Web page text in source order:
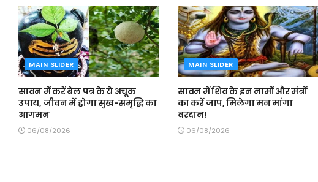
MAIN SLIDER
सावन में करें बेल पत्र के ये अचूक
उपाय, जीवन में होगा सुख-समृद्धि का
आगमन
06/08/2026
MAIN SLIDER
सावन में शिव के इन नामों और मंत्रों
का करें जाप, मिलेगा मन मांगा
वरदान!
06/08/2026